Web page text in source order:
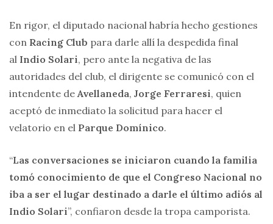
En rigor, el diputado nacional habría hecho gestiones
con Racing Club para darle allí la despedida final
al Indio Solari, pero ante la negativa de las
autoridades del club, el dirigente se comunicó con el
intendente deAvellaneda, Jorge Ferraresi, quien
aceptó de inmediato la solicitud para hacer el
velatorio en el Parque Domínico.
“Las conversaciones se iniciaron cuando la familia
tomó conocimiento de que el Congreso Nacional no
iba a ser el lugar destinado a darle el último adiós al
Indio Solari”, confiaron desde la tropa camporista.